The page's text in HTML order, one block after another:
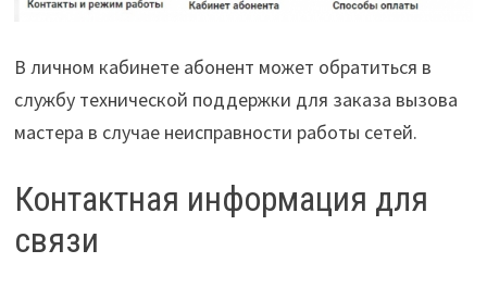
В личном кабинете абонент может обратиться в
службу технической поддержки для заказа вызова
мастера в случае неисправности работы сетей.
Контактная информация для
связи